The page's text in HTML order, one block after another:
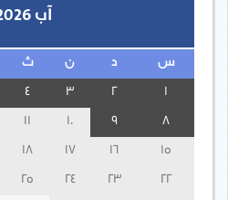
آب 2026
س ن ث
3
15
16
17
18
22
23
24
25